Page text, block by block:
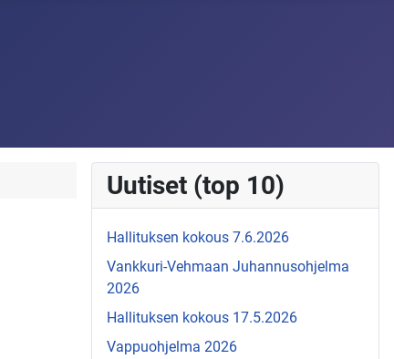
Uutiset (top 10)
Hallituksen kokous 7.6.2026
Vankkuri-Vehmaan Juhannusohjelma
2026
Hallituksen kokous 17.5.2026
Vappuohjelma 2026